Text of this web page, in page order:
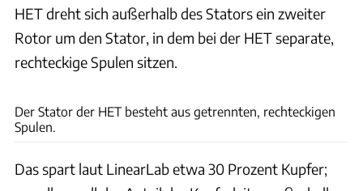
HET dreht sich außerhalb des Stators ein zweiter
Rotor um den Stator, in dem bei der HET separate,
rechteckige Spulen sitzen.
Der Stator der HET besteht aus getrennten, rechteckigen
Spulen.
Das spart laut LinearLab etwa 30 Prozent Kupfer;